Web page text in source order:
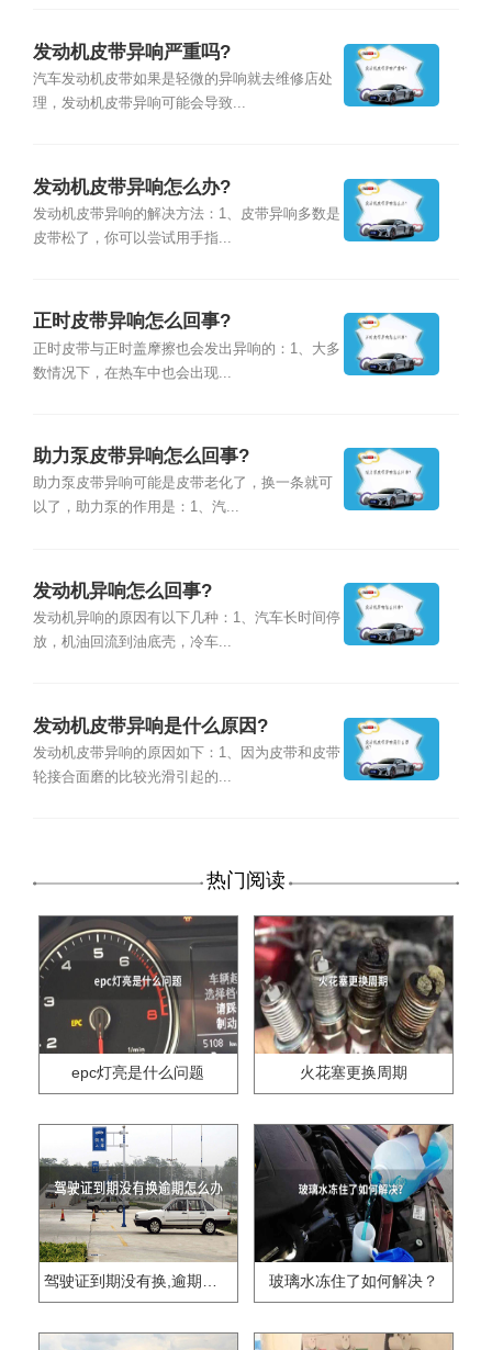
发动机皮带异响严重吗?
汽车发动机皮带如果是轻微的异响就去维修店处
理，发动机皮带异响可能会导致...
发动机皮带异响怎么办?
发动机皮带异响的解决方法：1、皮带异响多数是
皮带松了，你可以尝试用手指...
正时皮带异响怎么回事?
正时皮带与正时盖摩擦也会发出异响的：1、大多
数情况下，在热车中也会出现...
助力泵皮带异响怎么回事?
助力泵皮带异响可能是皮带老化了，换一条就可
以了，助力泵的作用是：1、汽...
发动机异响怎么回事?
发动机异响的原因有以下几种：1、汽车长时间停
放，机油回流到油底壳，冷车...
发动机皮带异响是什么原因?
发动机皮带异响的原因如下：1、因为皮带和皮带
轮接合面磨的比较光滑引起的...
热门阅读
epc灯亮是什么问题 火花塞更换周期
驾驶证到期没有换,逾期怎么办?? 玻璃水冻住了如何解决？